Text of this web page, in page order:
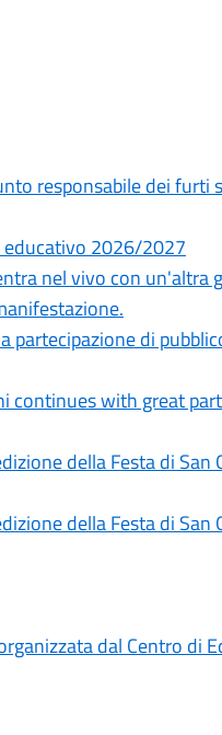
responsabile dei furti
educativo 2026/2027
nel vivo con un'altra
partecipazione di
continues with great
della Festa di San
della Festa di San
dal Centro di